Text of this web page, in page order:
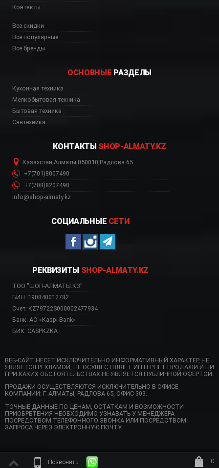
Позвонить 0
цена, Астана,
Контакты
Все скидки
Все популярные
Все бренды
ОСНОВНЫЕ РАЗДЕЛЫ
Кухонная техника
Мелкобытовая техника
Бытовая техника
Сантехника
КОНТАКТЫ SHOP-ALMATY.KZ
Казахстан Алматы 050010 Радлова 65
+7(701)8007490
+7(708)8207490
info@shop-almaty.kz
СОЦИАЛЬНЫЕ СЕТИ
РЕКВИЗИТЫ SHOP-ALMATY.KZ
ТОО "ШОП-АЛМАТЫ.КЗ"
БИН: 190840012782
Счет: KZ79722S000002477934
Банк: АО «Kaspi Bank»
БИК: CASPKZKA
ВЕБ-САЙТ НЕСЕТ ИСКЛЮЧИТЕЛЬНО ИНФОРМАТИВНЫЙ ХАРАКТЕР, НЕ
ЯВЛЯЕТСЯ РЕКЛАМОЙ, НЕ ОСУЩЕСТВЛЯЕТ ИНТЕРНЕТ ПРОДАЖИ И НИ
ПРИ КАКИХ ОБСТОЯТЕЛЬСТВАХ НЕ ЯВЛЯЕТСЯ ПУБЛИЧНОЙ ОФЕРТОЙ.
ПРОДАЖИ ОСУЩЕСТВЛЯЮТСЯ ИСКЛЮЧИТЕЛЬНО В ОФИСЕ
КОМПАНИИ: Г. АЛМАТЫ, РАДЛОВА 65, ОФИС 303.
ТОЧНЫЕ ДАННЫЕ ПО ЦЕНАМ, ОСТАТКАМ И ВОЗМОЖНОСТИ
ПРИОБРЕТЕНИЯ НЕОБХОДИМО УЗНАВАТЬ У МЕНЕДЖЕРА
ПОСРЕДСТВОМ ТЕЛЕФОННОГО ЗВОНКА ИЛИ ПОСРЕДСТВОМ
ЗАПРОСА ЧЕРЕЗ ЭЛЕКТРОННУЮ ПОЧТУ.